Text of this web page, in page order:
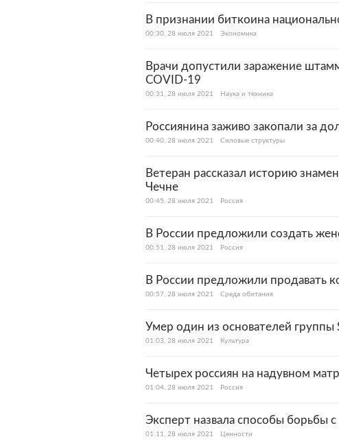
В признании биткоина
00:30, 28 июля 2021 Экономика
Врачи допустили заражение
COVID-19
00:31, 28 июля 2021 Наука и техника
Россиянина заживо закопали за
00:40, 28 июля 2021 Силовые структуры
Ветеран рассказал историю
Чечне
00:45, 28 июля 2021 Россия
В России предложили создать
00:51, 28 июля 2021 Россия
В России предложили продавать
00:57, 28 июля 2021 Среда обитания
Умер один из основателей
01:03, 28 июля 2021 Культура
Четырех россиян на надувном
01:04, 28 июля 2021 Россия
Эксперт назвала способы борьбы
01:11, 28 июля 2021 Ценности